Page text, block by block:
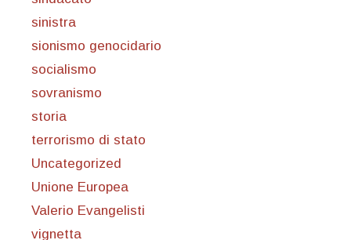
sinistra
sionismo genocidario
socialismo
sovranismo
storia
terrorismo di stato
Uncategorized
Unione Europea
Valerio Evangelisti
vignetta